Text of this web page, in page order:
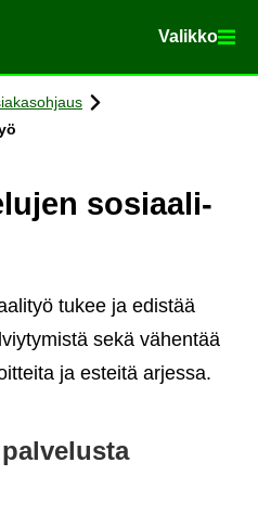
Va­lik­ko
Va­lik­ko
so­si­aa­li­
tukee ja edistää
sekä vähentää
ja esteitä arjessa.